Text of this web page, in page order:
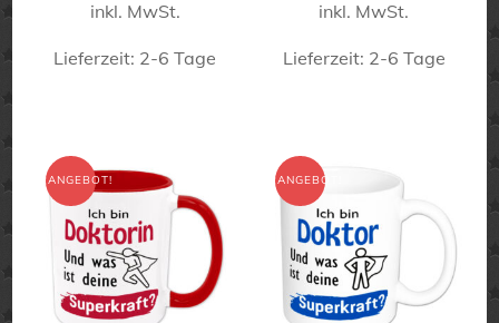
inkl. MwSt.
Lieferzeit: 2-6 Tage
weist
mehrere
Varianten
auf.
Die
inkl. MwSt.
Lieferzeit: 2-6 Tage
mehrere
Varianten
auf.
Die
ANGEBOT! ANGEBOT!